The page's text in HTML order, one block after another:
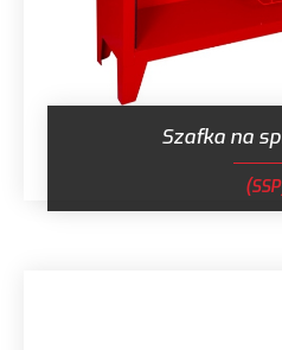
Szafka na